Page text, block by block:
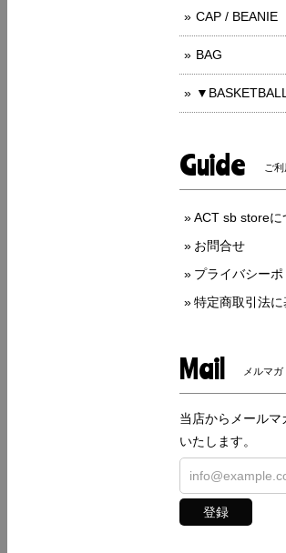
CAP / BEANIE
BAG
Guide ご
ACT sb storeに
お問合せ
プライバシーポ
特定商取引法
Mail メルマガ
当店からメールマ
いたします。
登録